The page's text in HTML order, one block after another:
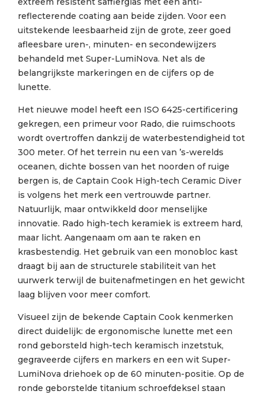
reflecterende coating aan beide zijden. Voor een
uitstekende leesbaarheid zijn de grote, zeer goed
afleesbare uren-, minuten- en secondewijzers
behandeld met Super-LumiNova. Net als de
belangrijkste markeringen en de cijfers op de
lunette.
Het nieuwe model heeft een ISO 6425-certificering
gekregen, een primeur voor Rado, die ruimschoots
wordt overtroffen dankzij de waterbestendigheid tot
300 meter. Of het terrein nu een van ’s-werelds
oceanen, dichte bossen van het noorden of ruige
bergen is, de Captain Cook High-tech Ceramic Diver
is volgens het merk een vertrouwde partner.
Natuurlijk, maar ontwikkeld door menselijke
innovatie. Rado high-tech keramiek is extreem hard,
maar licht. Aangenaam om aan te raken en
krasbestendig. Het gebruik van een monobloc kast
draagt bij aan de structurele stabiliteit van het
uurwerk terwijl de buitenafmetingen en het gewicht
laag blijven voor meer comfort.
Visueel zijn de bekende Captain Cook kenmerken
direct duidelijk: de ergonomische lunette met een
rond geborsteld high-tech keramisch inzetstuk,
gegraveerde cijfers en markers en een wit Super-
LumiNova driehoek op de 60 minuten-positie. Op de
ronde geborstelde titanium schroefdeksel staan